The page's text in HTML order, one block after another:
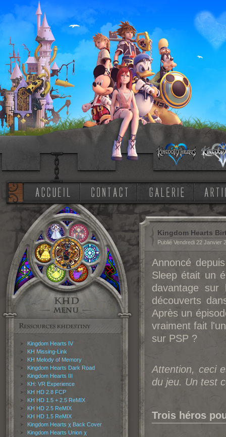
Kingdom Hearts IV
KH Missing-Link
KH Melody of Memory
Kingdom Hearts Dark Road
Kingdom Hearts III
KH: VR Experience
KH HD 2.8 FCP
KH HD 1.5 + 2.5 ReMIX
KH HD 2.5 ReMIX
KH HD 1.5 ReMIX
Kingdom Hearts χ Back Cover
Kingdom Hearts Union χ
Kingdom Hearts
Publié Vendredi 22 Janvier
Annoncé
Sleep était un
davantage
découverts
Après un
vraiment fait
sur PSP ?
Attention, ceci
du jeu. Un test
Trois héros